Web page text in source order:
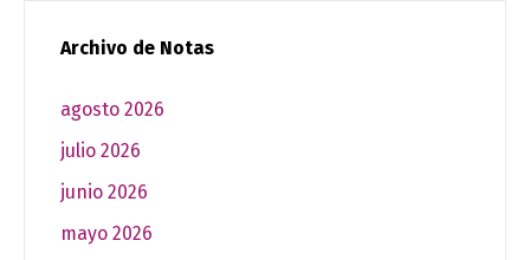
Archivo de Notas
agosto 2026
julio 2026
junio 2026
mayo 2026